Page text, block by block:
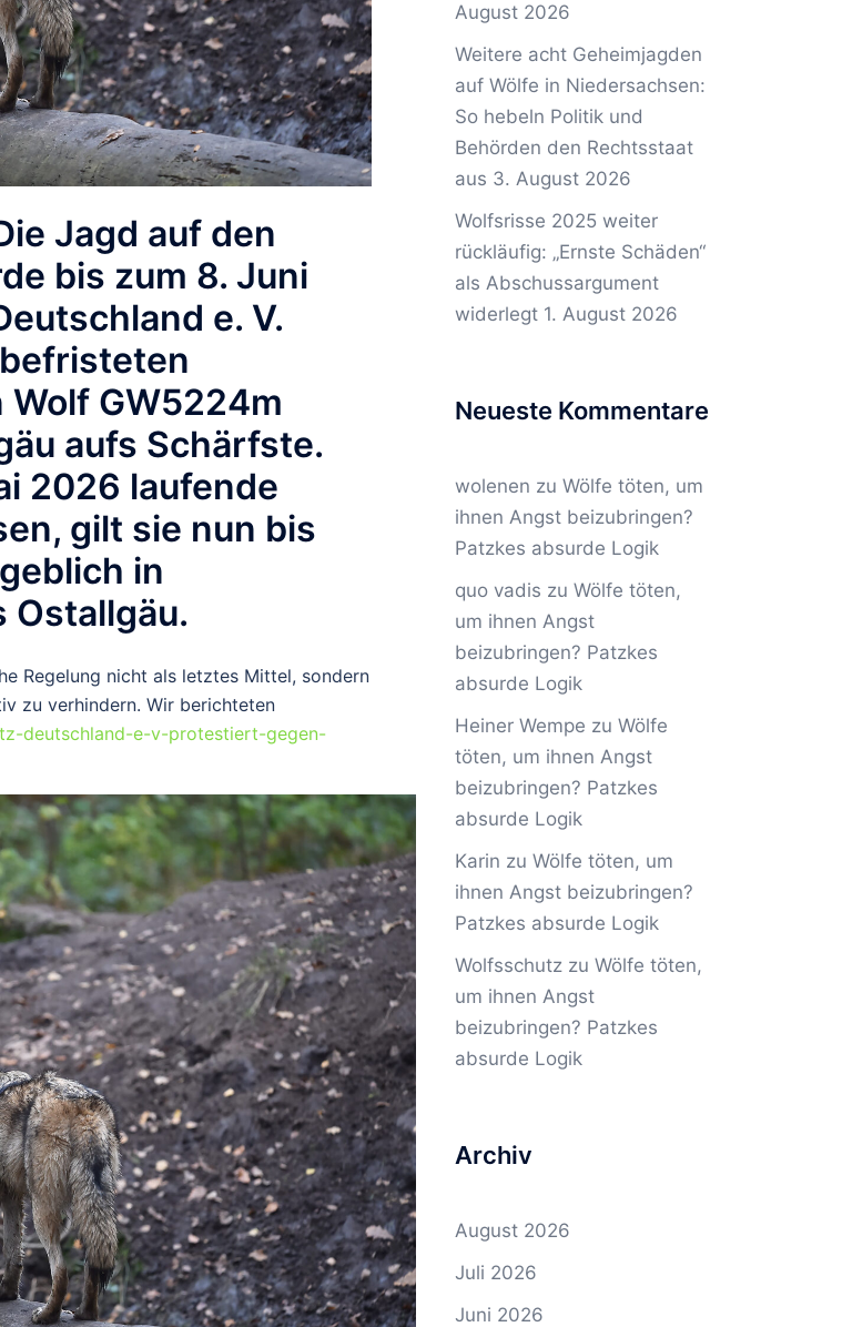
Jagd auf den
bis zum 8. Juni
e. V.
Wolf GW5224m
aufs Schärfste.
2026 laufende
gilt sie nun bis
in
Ostallgäu.
Regelung nicht als letztes Mittel, sondern
zu verhindern. Wir berichteten
deutschland-e-v-protestiert-gegen-
August 2026
Weitere acht Geheimjagden
auf Wölfe in Niedersachsen:
So hebeln Politik und
Behörden den Rechtsstaat
aus 3. August 2026
Wolfsrisse 2025 weiter
rückläufig: „Ernste Schäden“
als Abschussargument
widerlegt 1. August 2026
Neueste Kommentare
wolenen zu Wölfe töten, um
ihnen Angst beizubringen?
Patzkes absurde Logik
quo vadis zu Wölfe töten,
um ihnen Angst
beizubringen? Patzkes
absurde Logik
Heiner Wempe zu Wölfe
töten, um ihnen Angst
beizubringen? Patzkes
absurde Logik
Karin zu Wölfe töten, um
ihnen Angst beizubringen?
Patzkes absurde Logik
Wolfsschutzzu Wölfe töten,
um ihnen Angst
beizubringen? Patzkes
absurde Logik
Archiv
August 2026
Juli 2026
Juni 2026